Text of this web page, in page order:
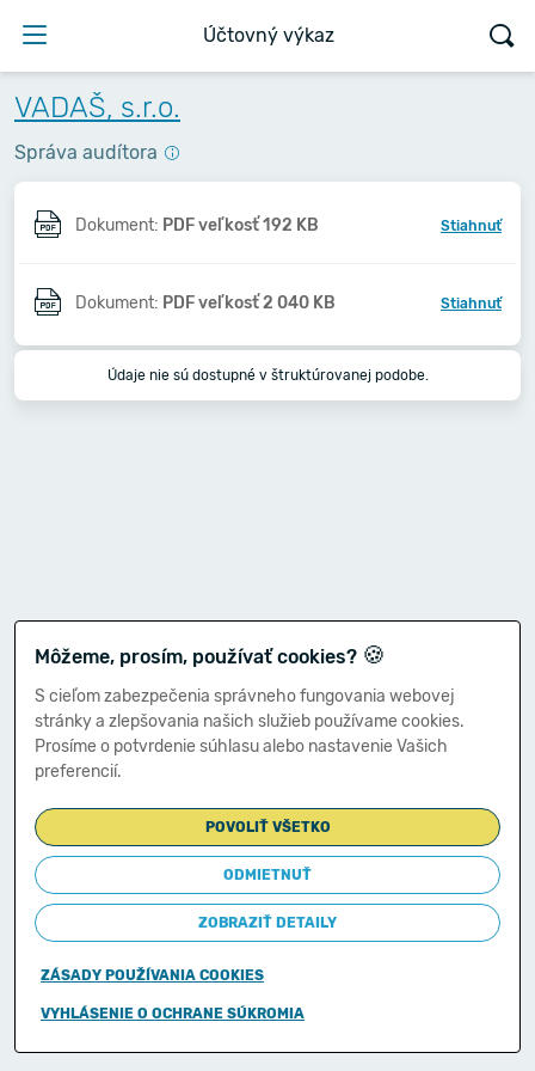
Účtovný výkaz
VADAŠ, s.r.o.
Správa audítora
Dokument: PDF veľkosť 192 KB Stiahnuť
Dokument: PDF veľkosť 2 040 KB Stiahnuť
Údaje nie sú dostupné v štruktúrovanej podobe.
Môžeme, prosím, používať cookies? 🍪
S cieľom zabezpečenia správneho fungovania webovej
stránky a zlepšovania našich služieb používame cookies.
Prosíme o potvrdenie súhlasu alebo nastavenie Vašich
preferencií.
POVOLIŤ VŠETKO
ODMIETNUŤ
ZOBRAZIŤ DETAILY
ZÁSADY POUŽÍVANIA COOKIES
VYHLÁSENIE O OCHRANE SÚKROMIA
Copyright © 2011-2026